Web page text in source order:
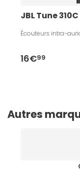
JBL Tune
Écouteurs intra-
16€99
Autres